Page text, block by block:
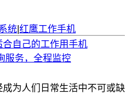
统 红鹰工作手机
自己的工作用手机
服务，全程监控
为人们日常生活中不可或缺